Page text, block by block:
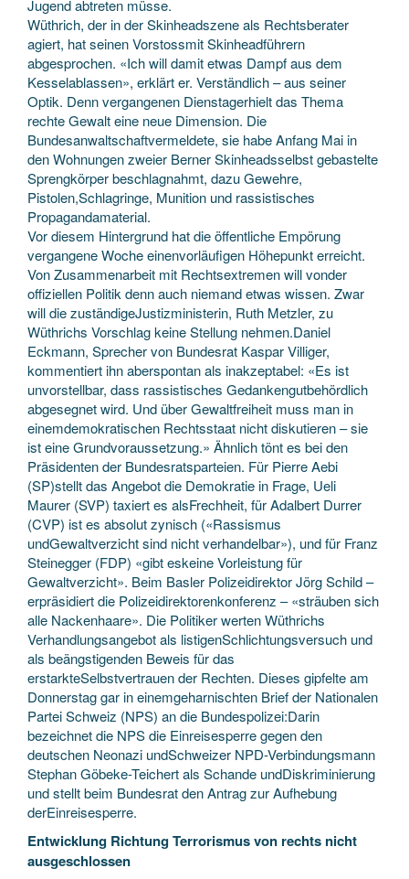
Jugend abtreten müsse.
Wüthrich, der in der Skinheadszene als Rechtsberater
agiert, hat seinen Vorstossmit Skinheadführern
abgesprochen. «Ich will damit etwas Dampf aus dem
Kesselablassen», erklärt er. Verständlich – aus seiner
Optik. Denn vergangenen Dienstagerhielt das Thema
rechte Gewalt eine neue Dimension. Die
Bundesanwaltschaftvermeldete, sie habe Anfang Mai in
den Wohnungen zweier Berner Skinheadsselbst gebastelte
Sprengkörper beschlagnahmt, dazu Gewehre,
Pistolen,Schlagringe, Munition und rassistisches
Propagandamaterial.
Vor diesem Hintergrund hat die öffentliche Empörung
vergangene Woche einenvorläufigen Höhepunkt erreicht.
Von Zusammenarbeit mit Rechtsextremen will vonder
offiziellen Politik denn auch niemand etwas wissen. Zwar
will die zuständigeJustizministerin, Ruth Metzler, zu
Wüthrichs Vorschlag keine Stellung nehmen.Daniel
Eckmann, Sprecher von Bundesrat Kaspar Villiger,
kommentiert ihn aberspontan als inakzeptabel: «Es ist
unvorstellbar, dass rassistisches Gedankengutbehördlich
abgesegnet wird. Und über Gewaltfreiheit muss man in
einemdemokratischen Rechtsstaat nicht diskutieren – sie
ist eine Grundvoraussetzung.» Ähnlich tönt es bei den
Präsidenten der Bundesratsparteien. Für Pierre Aebi
(SP)stellt das Angebot die Demokratie in Frage, Ueli
Maurer (SVP) taxiert es alsFrechheit, für Adalbert Durrer
(CVP) ist es absolut zynisch («Rassismus
undGewaltverzicht sind nicht verhandelbar»), und für Franz
Steinegger (FDP) «gibt eskeine Vorleistung für
Gewaltverzicht». Beim Basler Polizeidirektor Jörg Schild –
erpräsidiert die Polizeidirektorenkonferenz – «sträuben sich
alle Nackenhaare». Die Politiker werten Wüthrichs
Verhandlungsangebot als listigenSchlichtungsversuch und
als beängstigenden Beweis für das
erstarkteSelbstvertrauen der Rechten. Dieses gipfelte am
Donnerstag gar in einemgeharnischten Brief der Nationalen
Partei Schweiz (NPS) an die Bundespolizei:Darin
bezeichnet die NPS die Einreisesperre gegen den
deutschen Neonazi undSchweizer NPD-Verbindungsmann
Stephan Göbeke-Teichert als Schande undDiskriminierung
und stellt beim Bundesrat den Antrag zur Aufhebung
derEinreisesperre.
Entwicklung Richtung Terrorismus von rechts nicht
ausgeschlossen